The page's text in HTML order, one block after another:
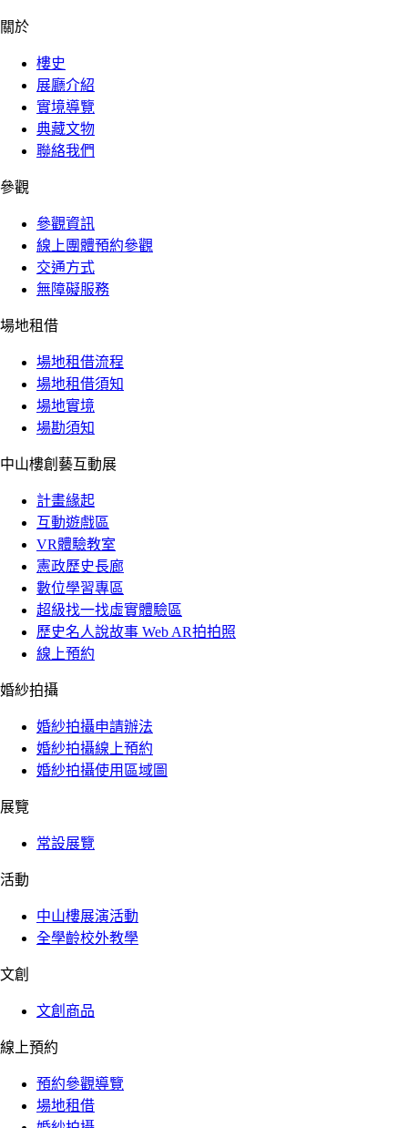
關於
樓史
展廳介紹
實境導覽
典藏文物
聯絡我們
參觀
參觀資訊
線上團體預約參觀
交通方式
無障礙服務
場地租借
場地租借流程
場地租借須知
場地實境
場勘須知
中山樓創藝互動展
計畫緣起
互動遊戲區
VR體驗教室
憲政歷史長廊
數位學習專區
超級找一找虛實體驗區
歷史名人說故事 Web AR拍拍照
線上預約
婚紗拍攝
婚紗拍攝申請辦法
婚紗拍攝線上預約
婚紗拍攝使用區域圖
展覽
常設展覽
活動
中山樓展演活動
全學齡校外教學
文創
文創商品
線上預約
預約參觀導覽
場地租借